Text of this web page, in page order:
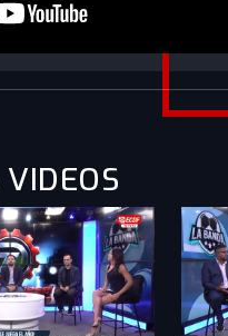
watch?